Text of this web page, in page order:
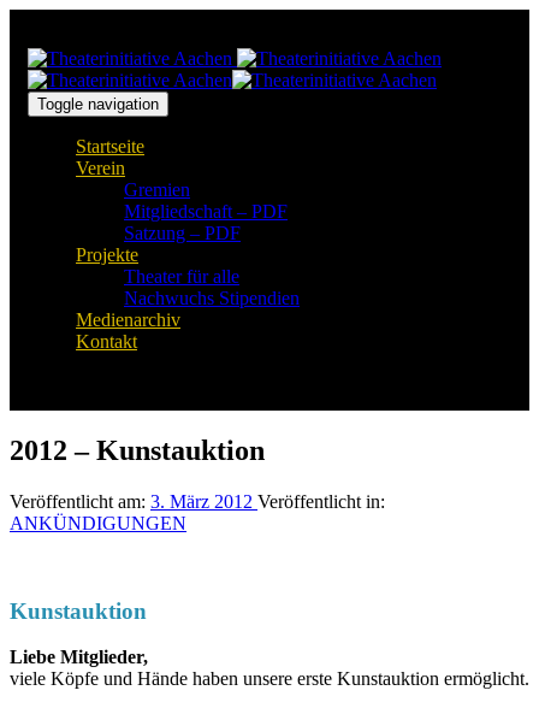
Navigation
springen
ZumToggle navigation
Startseite
Verein
Gremien
Mitgliedschaft – PDF
Satzung – PDF
Projekte
Theater für alle
Nachwuchs Stipendien
Medienarchiv
Kontakt
2012 – Kunstauktion
Veröffentlicht am: 3. März 2012 Veröffentlicht in:
ANKÜNDIGUNGEN
Kunstauktion
Liebe Mitglieder,
viele Köpfe und Hände haben unsere erste Kunstauktion ermöglicht.